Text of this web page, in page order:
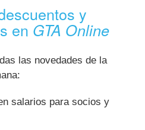
y
en GTA Online
las novedades de la
salarios para socios y